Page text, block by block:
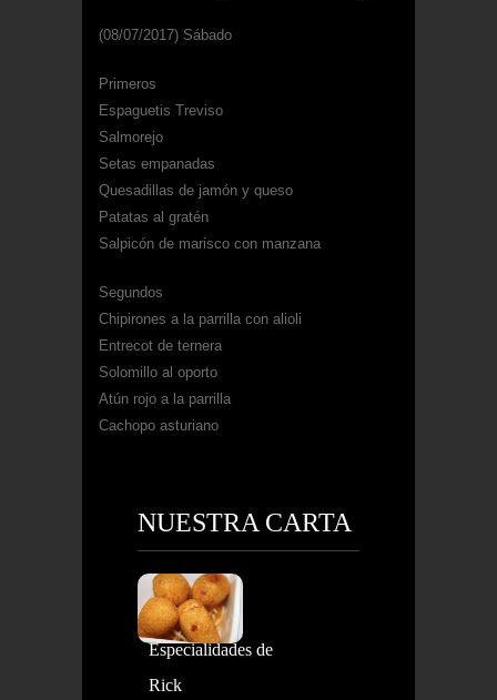
(08/07/2017) Sábado
Primeros
Espaguetis Treviso
Salmorejo
Setas empanadas
Quesadillas de jamón y queso
Patatas al gratén
Salpicón de marisco con manzana
Segundos
Chipirones a la parrilla con alioli
Entrecot de ternera
Solomillo al oporto
Atún rojo a la parrilla
Cachopo asturiano
NUESTRA CARTA
Especialidades de
Rick